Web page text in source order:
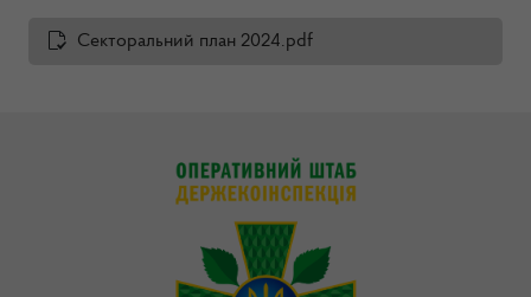
Секторальний план 2024.pdf